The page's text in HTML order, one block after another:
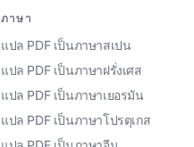
ภาษา
แปล PDF เป็นภาษาสเปน
แปล PDF เป็นภาษาฝรั่งเศส
แปล PDF เป็นภาษาเยอรมัน
แปล PDF เป็นภาษาโปรตุเกส